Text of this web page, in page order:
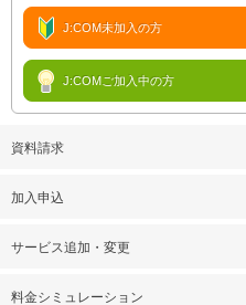
J:COM未加入の方
J:COMご加入中の方
資料請求
加入申込
サービス追加・変更
料金シミュレーション